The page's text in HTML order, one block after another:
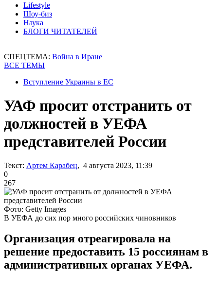
Lifestyle
Шоу-биз
Наука
БЛОГИ ЧИТАТЕЛЕЙ
СПЕЦТЕМА: Война в Иране
ВСЕ ТЕМЫ
Вступление Украины в ЕС
УАФ просит отстранить от
должностей в УЕФА
представителей России
Текст: Артем Карабец, 4 августа 2023, 11:39
0
267
Фото: Getty Images
В УЕФА до сих пор много российских чиновников
Организация отреагировала на
решение предоставить 15 россиянам в
административных органах УЕФА.